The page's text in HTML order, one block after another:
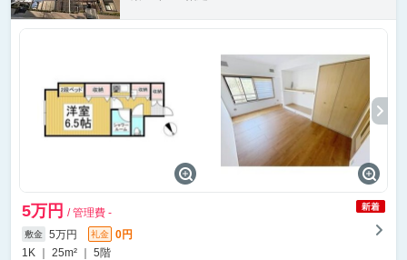
5万円 / 管理費 -
敷金 5万円 礼金
0円
1K ｜ 25m² ｜ 5階